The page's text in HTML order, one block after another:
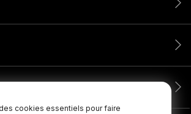
cookies essentiels pour faire